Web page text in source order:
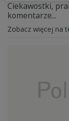
Ciekawostki,
komentarze...
Zobacz więcej na